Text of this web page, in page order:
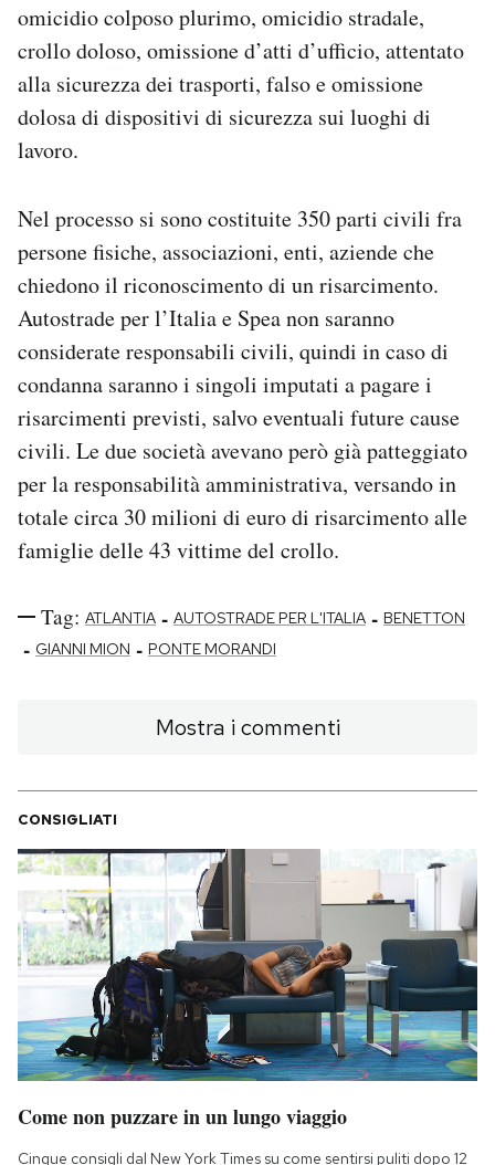
omicidio colposo plurimo, omicidio stradale,
crollo doloso, omissione d’atti d’ufficio, attentato
alla sicurezza dei trasporti, falso e omissione
dolosa di dispositivi di sicurezza sui luoghi di
lavoro.
Nel processo si sono costituite 350 parti civili fra
persone fisiche, associazioni, enti, aziende che
chiedono il riconoscimento di un risarcimento.
Autostrade per l’Italia e Spea non saranno
considerate responsabili civili, quindi in caso di
condanna saranno i singoli imputati a pagare i
risarcimenti previsti, salvo eventuali future cause
civili. Le due società avevano però già patteggiato
per la responsabilità amministrativa, versando in
totale circa 30 milioni di euro di risarcimento alle
famiglie delle 43 vittime del crollo.
Tag: ATLANTIA - AUTOSTRADE PER L'ITALIA - BENETTON
- GIANNI MION - PONTE MORANDI
Mostra i commenti
CONSIGLIATI
Come non puzzare in un lungo viaggio
Cinque consigli dal New York Times su come sentirsi puliti dopo 12